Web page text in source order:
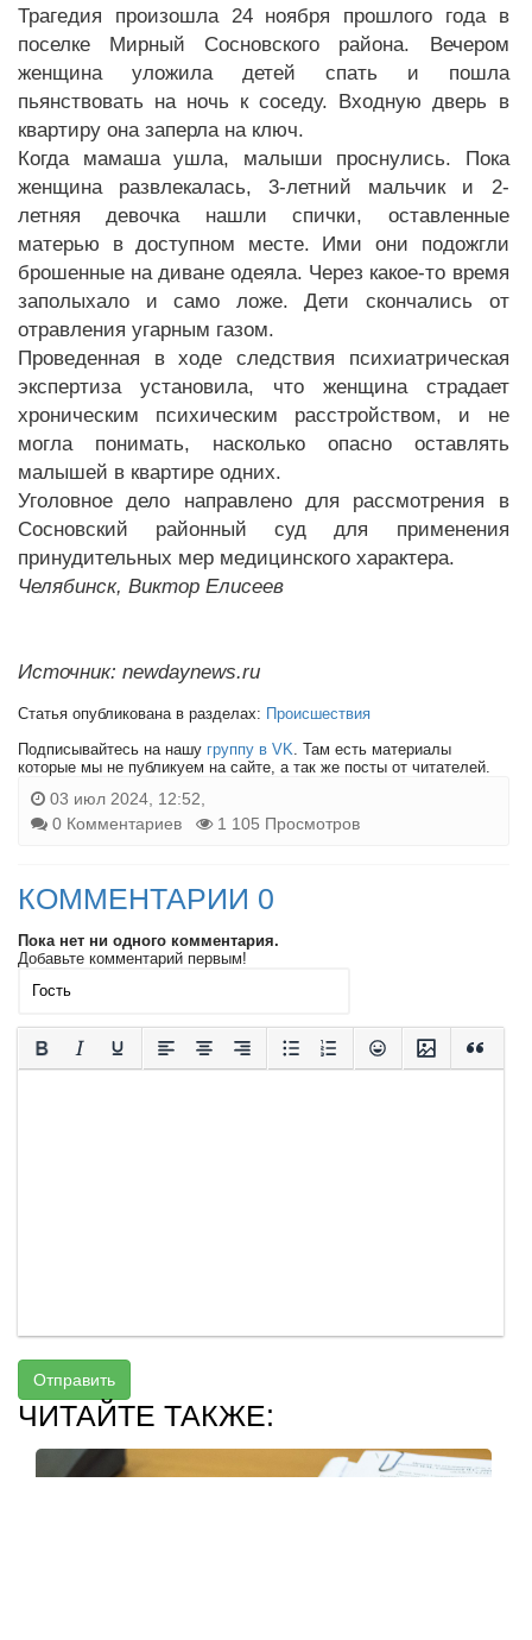
Трагедия произошла 24 ноября прошлого года в
поселке Мирный Сосновского района. Вечером
женщина уложила детей спать и пошла
пьянствовать на ночь к соседу. Входную дверь в
квартиру она заперла на ключ.
Когда мамаша ушла, малыши проснулись. Пока
женщина развлекалась, 3-летний мальчик и 2-
летняя девочка нашли спички, оставленные
матерью в доступном месте. Ими они подожгли
брошенные на диване одеяла. Через какое-то время
заполыхало и само ложе. Дети скончались от
отравления угарным газом.
Проведенная в ходе следствия психиатрическая
экспертиза установила, что женщина страдает
хроническим психическим расстройством, и не
могла понимать, насколько опасно оставлять
малышей в квартире одних.
Уголовное дело направлено для рассмотрения в
Сосновский районный суд для применения
принудительных мер медицинского характера.
Челябинск, Виктор Елисеев
Источник: newdaynews.ru
Статья опубликована в разделах: Происшествия
Подписывайтесь на нашу группу в VK . Там есть материалы
которые мы не публикуем на сайте, а так же посты от читателей.
03 июл 2024, 12:52,
0 Комментариев
1 105 Просмотров
КОММЕНТАРИИ 0
Пока нет ни одного комментария.
Добавьте комментарий первым!
Отправить
ЧИТАЙТЕ ТАКЖЕ: